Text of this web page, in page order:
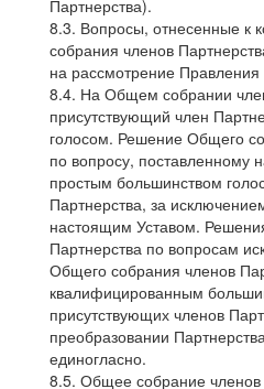
Партнерства).
8.3. Вопросы, отнесенные к
собрания членов
на рассмотрение
8.4. На Общем собрании
присутствующий член
голосом. Решение Общего
по вопросу, поставленному
простым большинством
Партнерства, за
настоящим Уставом.
Партнерства по вопросам
Общего собрания членов
квалифицированным
присутствующих членов
преобразовании
единогласно.
8.5. Общее собрание членов